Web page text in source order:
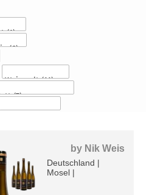
by Nik Weis
Deutschland |
Mosel |